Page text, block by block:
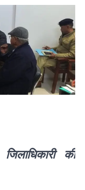
की